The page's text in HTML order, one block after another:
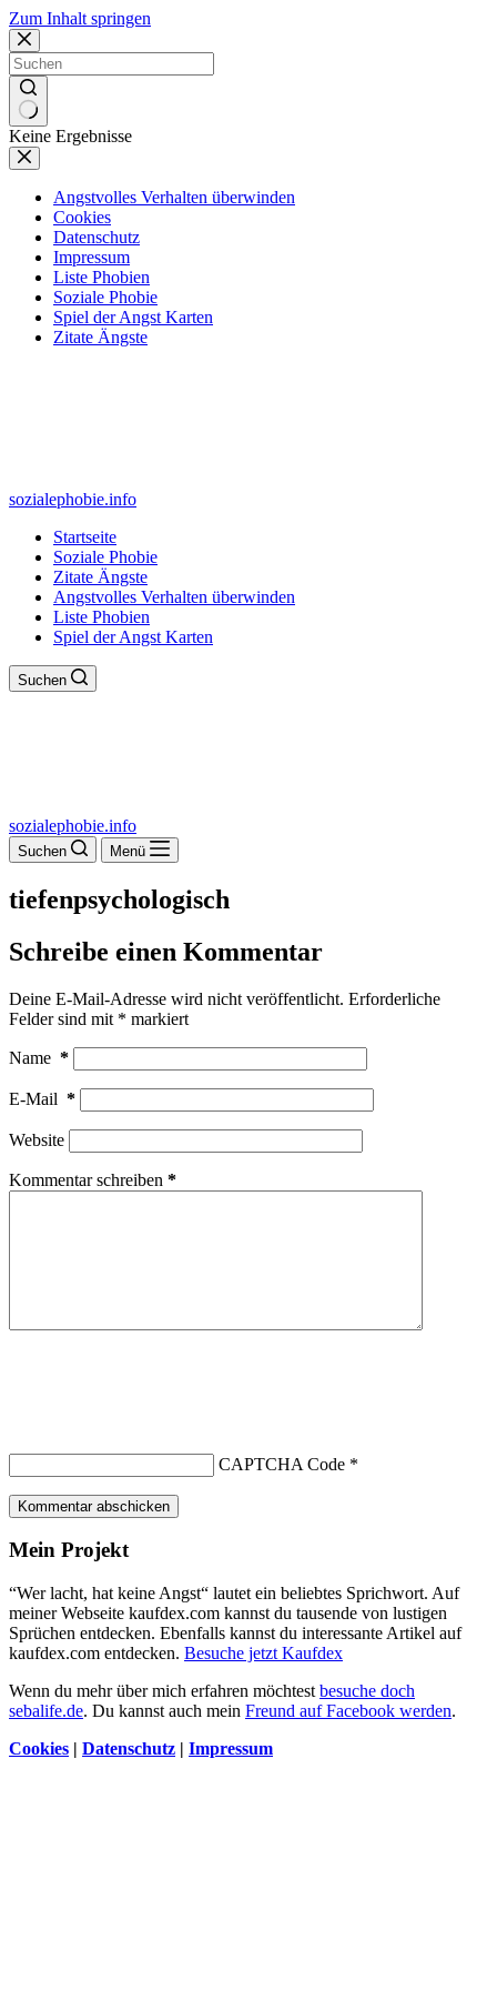
Zum Inhalt springen
Keine Ergebnisse
Angstvolles Verhalten überwinden
Cookies
Datenschutz
Impressum
Liste Phobien
Soziale Phobie
Spiel der Angst Karten
Zitate Ängste
sozialephobie.info
Startseite
Soziale Phobie
Zitate Ängste
Angstvolles Verhalten überwinden
Liste Phobien
Spiel der Angst Karten
Suchen
sozialephobie.info
Suchen Menü
tiefenpsychologisch
Schreibe einen Kommentar
Deine E-Mail-Adresse wird nicht veröffentlicht. Erforderliche
Felder sind mit * markiert
Name *
E-Mail *
Website
Kommentar schreiben *
CAPTCHA Code *
Kommentar abschicken
Mein Projekt
“Wer lacht, hat keine Angst“ lautet ein beliebtes Sprichwort. Auf
meiner Webseite kaufdex.com kannst du tausende von lustigen
Sprüchen entdecken. Ebenfalls kannst du interessante Artikel auf
kaufdex.com entdecken. Besuche jetzt Kaufdex
Wenn du mehr über mich erfahren möchtest besuche doch
sebalife.de. Du kannst auch mein Freund auf Facebook werden.
Cookies | Datenschutz | Impressum